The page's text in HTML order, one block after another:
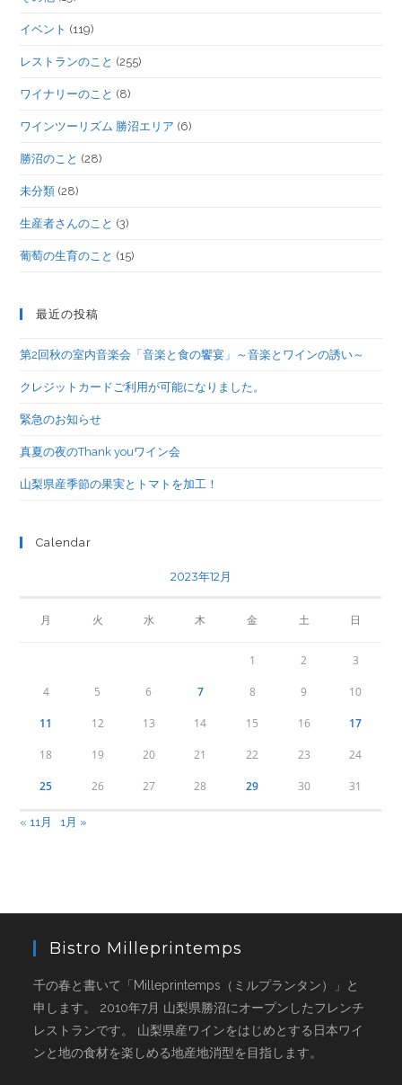
イベント (119)
レストランのこと (255)
ワイナリーのこと (8)
ワインツーリズム 勝沼エリア (6)
勝沼のこと (28)
未分類 (28)
生産者さんのこと (3)
葡萄の生育のこと (15)
最近の投稿
第2回秋の室内音楽会「音楽と食の饗宴」～音楽とワインの誘い～
クレジットカードご利用が可能になりました。
緊急のお知らせ
真夏の夜のThank youワイン会
山梨県産季節の果実とトマトを加工！
Calendar
2023年12月
月 火 水 木 金 土 日
1 2 3
4 5 6 7 8 9 10
11 12 13 14 15 16 17
18 19 20 21 22 23 24
25 26 27 28 29 30 31
« 11月 1月 »
Bistro Milleprintemps
千の春と書いて「Milleprintemps（ミルプランタン）」と
申します。 2010年7月 山梨県勝沼にオープンしたフレンチ
レストランです。 山梨県産ワインをはじめとする日本ワイ
ンと地の食材を楽しめる地産地消型を目指します。